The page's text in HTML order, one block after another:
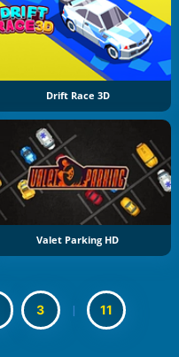
Drift Race 3D
Valet Parking HD
3 | 11